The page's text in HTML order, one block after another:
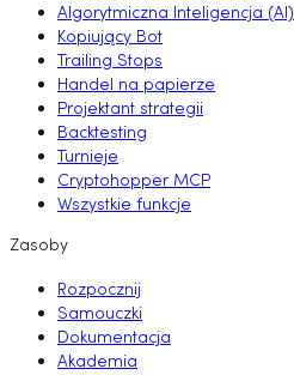
Algorytmiczna Inteligencja (AI)
Kopiujący Bot
Trailing Stops
Handel na papierze
Projektant strategii
Backtesting
Turnieje
Cryptohopper MCP
Wszystkie funkcje
Zasoby
Rozpocznij
Samouczki
Dokumentacja
Akademia